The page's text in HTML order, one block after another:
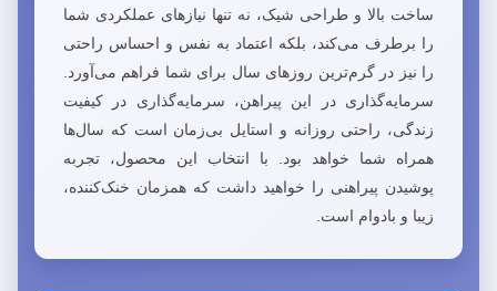
ساخت بالا و طراحی شیک، نه تنها نیازهای عملکردی شما
را برطرف می‌کند، بلکه اعتماد به نفس و احساس راحتی
را نیز در گرم‌ترین روزهای سال برای شما فراهم می‌آورد.
سرمایه‌گذاری در این پیراهن، سرمایه‌گذاری در کیفیت
زندگی، راحتی روزانه و استایل بی‌زمان است که سال‌ها
همراه شما خواهد بود. با انتخاب این محصول، تجربه
پوشیدن پیراهنی را خواهید داشت که همزمان خنک‌کننده،
زیبا و بادوام است.